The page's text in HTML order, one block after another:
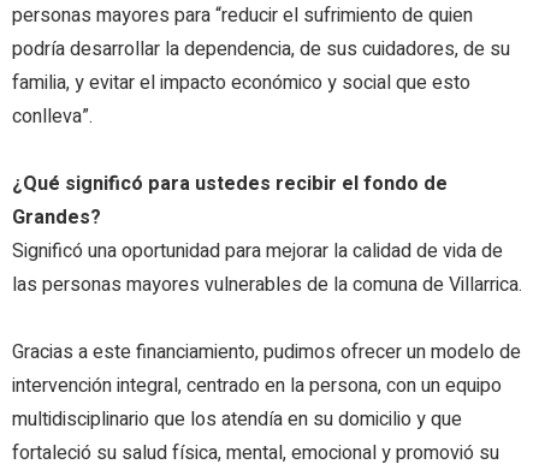
personas mayores para “reducir el sufrimiento de quien
podría desarrollar la dependencia, de sus cuidadores, de su
familia, y evitar el impacto económico y social que esto
conlleva”.
¿Qué significó para ustedes recibir el fondo de
Grandes?
Significó una oportunidad para mejorar la calidad de vida de
las personas mayores vulnerables de la comuna de Villarrica.
Gracias a este financiamiento, pudimos ofrecer un modelo de
intervención integral, centrado en la persona, con un equipo
multidisciplinario que los atendía en su domicilio y que
fortaleció su salud física, mental, emocional y promovió su